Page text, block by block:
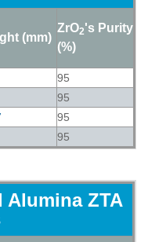
(mm)
ZrO2's Purity
(%)
95
95
95
95
Alumina ZTA